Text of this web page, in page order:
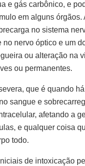
e gás carbônico, e
em alguns órgãos.
no sistema
no nervo óptico e um
ou alteração na
ou permanentes.
que é quando
sangue e
afetando a
e qualquer coisa
todo.
de intoxicação